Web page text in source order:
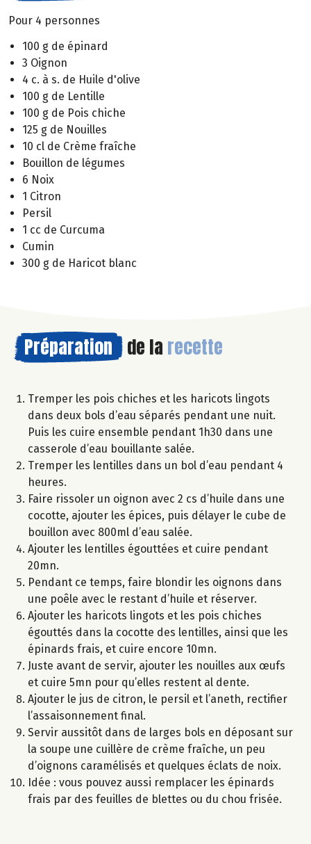
Pour 4 personnes
100 g de épinard
3 Oignon
4 c. à s. de Huile d'olive
100 g de Lentille
100 g de Pois chiche
125 g de Nouilles
10 cl de Crème fraîche
Bouillon de légumes
6 Noix
1 Citron
Persil
1 cc de Curcuma
Cumin
300 g de Haricot blanc
Préparation de la recette
Tremper les pois chiches et les haricots lingots
dans deux bols d’eau séparés pendant une nuit.
Puis les cuire ensemble pendant 1h30 dans une
casserole d’eau bouillante salée.
Tremper les lentilles dans un bol d’eau pendant 4
heures.
Faire rissoler un oignon avec 2 cs d’huile dans une
cocotte, ajouter les épices, puis délayer le cube de
bouillon avec 800ml d’eau salée.
Ajouter les lentilles égouttées et cuire pendant
20mn.
Pendant ce temps, faire blondir les oignons dans
une poêle avec le restant d’huile et réserver.
Ajouter les haricots lingots et les pois chiches
égouttés dans la cocotte des lentilles, ainsi que les
épinards frais, et cuire encore 10mn.
Juste avant de servir, ajouter les nouilles aux œufs
et cuire 5mn pour qu’elles restent al dente.
Ajouter le jus de citron, le persil et l’aneth, rectifier
l’assaisonnement final.
Servir aussitôt dans de larges bols en déposant sur
la soupe une cuillère de crème fraîche, un peu
d’oignons caramélisés et quelques éclats de noix.
Idée : vous pouvez aussi remplacer les épinards
frais par des feuilles de blettes ou du chou frisée.